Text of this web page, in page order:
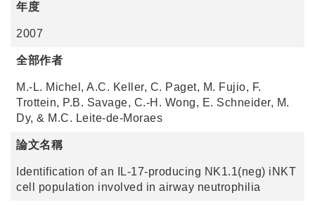
年度
2007
全部作者
M.-L. Michel, A.C. Keller, C. Paget, M. Fujio, F.
Trottein, P.B. Savage, C.-H. Wong, E. Schneider, M.
Dy, & M.C. Leite-de-Moraes
論文名稱
Identification of an IL-17-producing NK1.1(neg) iNKT
cell population involved in airway neutrophilia